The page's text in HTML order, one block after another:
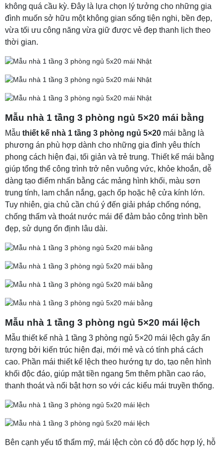
không quá cầu kỳ. Đây là lựa chọn lý tưởng cho những gia
đình muốn sở hữu một không gian sống tiện nghi, bền đẹp,
vừa tối ưu công năng vừa giữ được vẻ đẹp thanh lịch theo
thời gian.
Mẫu nhà 1 tầng 3 phòng ngủ 5×20 mái bằng
Mẫu thiết kế nhà 1 tầng 3 phòng ngủ 5×20 mái bằng là
phương án phù hợp dành cho những gia đình yêu thích
phong cách hiện đại, tối giản và trẻ trung. Thiết kế mái bằng
giúp tổng thể công trình trở nên vuông vức, khỏe khoắn, dễ
dàng tạo điểm nhấn bằng các mảng hình khối, màu sơn
trung tính, lam chắn nắng, gạch ốp hoặc hệ cửa kính lớn.
Tuy nhiên, gia chủ cần chú ý đến giải pháp chống nóng,
chống thấm và thoát nước mái để đảm bảo công trình bền
đẹp, sử dụng ổn định lâu dài.
Mẫu nhà 1 tầng 3 phòng ngủ 5×20 mái lệch
Mẫu thiết kế nhà 1 tầng 3 phòng ngủ 5×20 mái lệch gây ấn
tượng bởi kiến trúc hiện đại, mới mẻ và có tính phá cách
cao. Phần mái thiết kế lệch theo hướng tự do, tạo nên hình
khối độc đáo, giúp mặt tiền ngang 5m thêm phần cao ráo,
thanh thoát và nổi bật hơn so với các kiểu mái truyền thống.
Bên cạnh yếu tố thẩm mỹ, mái lệch còn có độ dốc hợp lý, hỗ